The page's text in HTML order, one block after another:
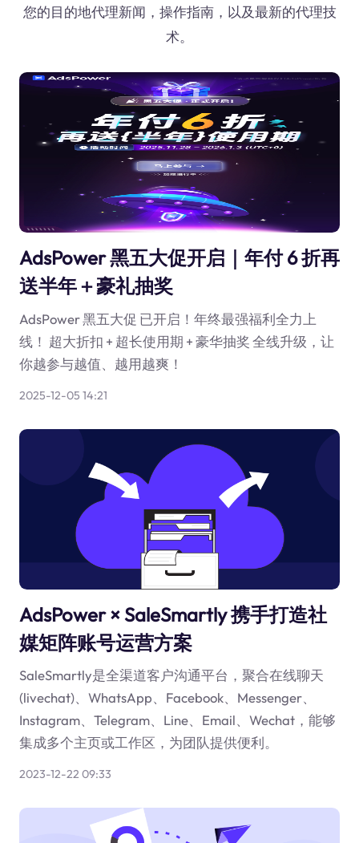
您的目的地代理新闻，操作指南，以及最新的代理技
术。
AdsPower 黑五大促开启｜年付 6 折再
送半年＋豪礼抽奖
AdsPower 黑五大促 已开启！年终最强福利全力上
线！ 超大折扣 + 超长使用期 + 豪华抽奖 全线升级，让
你越参与越值、越用越爽！
2025-12-05 14:21
AdsPower × SaleSmartly 携手打造社
媒矩阵账号运营方案
SaleSmartly是全渠道客户沟通平台，聚合在线聊天
(livechat)、WhatsApp、Facebook、Messenger、
Instagram、Telegram、Line、Email、Wechat，能够
集成多个主页或工作区，为团队提供便利。
2023-12-22 09:33